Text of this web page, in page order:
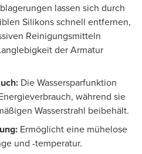
lassen sich durch
Silikons schnell entfernen,
Reinigungsmitteln
der Armatur
Die Wassersparfunktion
während sie
Wasserstrahl beibehält.
Ermöglicht eine mühelose
und -temperatur.